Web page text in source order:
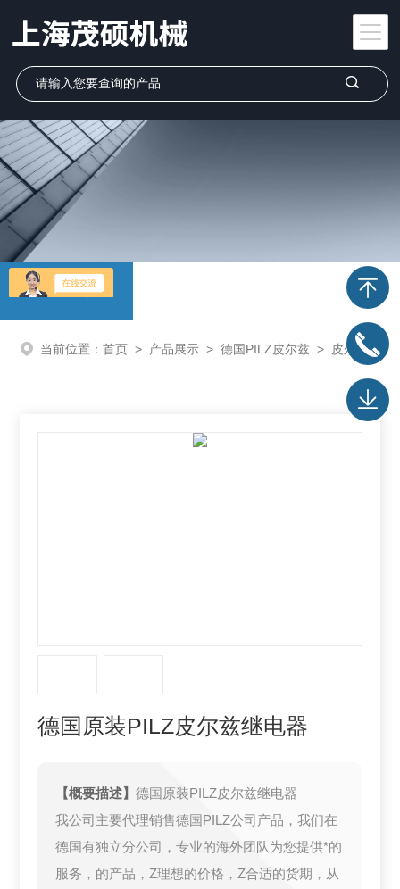
产品展示
当前位置： 首页 > 产品展示 > 德国PILZ皮尔兹 > 皮尔兹PILZ继电器
德国原装PILZ皮尔兹继电器
【概要描述】德国原装PILZ皮尔兹继电器
我公司主要代理销售德国PILZ公司产品，我们在
德国有独立分公司，专业的海外团队为您提供*的
服务，的产品，Z理想的价格，Z合适的货期，从